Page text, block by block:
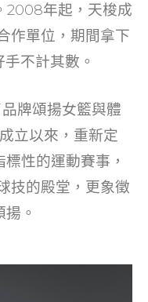
2008年起，天梭成
作單位，期間拿下
不計其數。
牌頌揚女籃與體
立以來，重新定
性的運動賽事，
技的殿堂，更象徵
。